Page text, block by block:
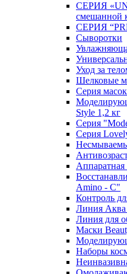
СЕРИЯ
смешанной
СЕРИЯ
Сыворотки
Уход за
Шелковые
Серия
Style 1,2 кг
Серия
Cерия
Аппаратная
Amino - C"
Контроль
Линия Аква
Линия для
Маски
Наборы